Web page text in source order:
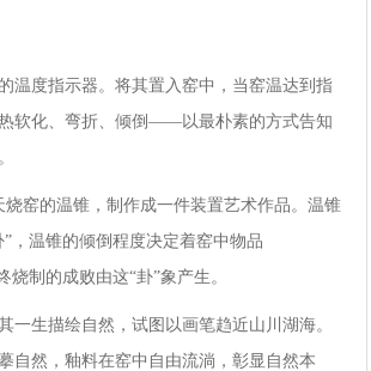
温度指示器。将其置入窑中，当窑温达到指
软化、弯折、倾倒——以最朴素的方式告知
烧窑的温锥，制作成一件装置艺术作品。温锥
，温锥的倾倒程度决定着窑中物品
烧制的成败由这“卦”象产生。
一生描绘自然，试图以画笔趋近山川湖海。
自然，釉料在窑中自由流淌，彰显自然本